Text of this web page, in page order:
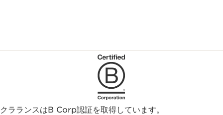
クラランスはB Corp認証を取得しています。